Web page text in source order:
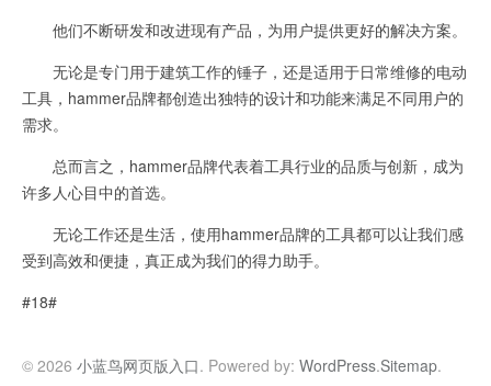
他们不断研发和改进现有产品，为用户提供更好的解决方案。
无论是专门用于建筑工作的锤子，还是适用于日常维修的电动
工具，hammer品牌都创造出独特的设计和功能来满足不同用户的
需求。
总而言之，hammer品牌代表着工具行业的品质与创新，成为
许多人心目中的首选。
无论工作还是生活，使用hammer品牌的工具都可以让我们感
受到高效和便捷，真正成为我们的得力助手。
#18#
© 2026 小蓝鸟网页版入口. Powered by: WordPress.Sitemap.